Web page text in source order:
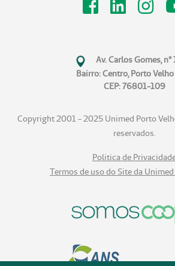
Av. Carlos Gomes, n°
Bairro: Centro, Porto
CEP: 76801-109
Copyright 2001 - 2025 Unimed Porto
reservados.
Politica de
Termos de uso do Site da